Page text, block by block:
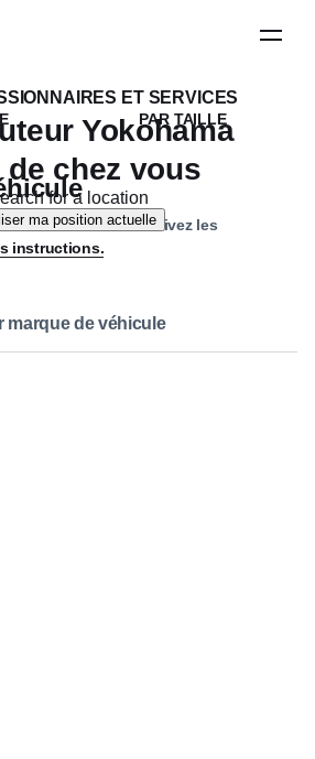
ET SERVICES
Yokohama
de chez vous
for a location
ma position actuelle
PAR TAILLE
de votre véhicule. Suivez les
instructions.